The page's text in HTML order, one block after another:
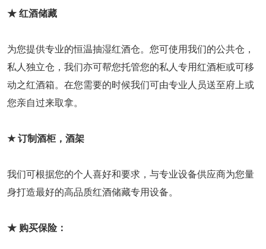
★ 红酒储藏
为您提供专业的恒温抽湿红酒仓。您可使用我们的公共仓，
私人独立仓，我们亦可帮您托管您的私人专用红酒柜或可移
动之红酒箱。在您需要的时候我们可由专业人员送至府上或
您亲自过来取拿。
★ 订制酒柜，酒架
我们可根据您的个人喜好和要求，与专业设备供应商为您量
身打造最好的高品质红酒储藏专用设备。
★ 购买保险：